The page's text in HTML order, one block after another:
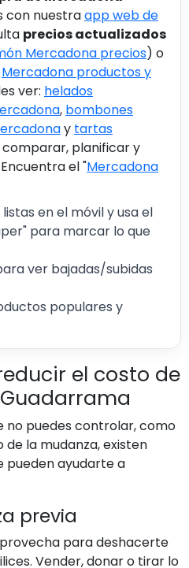
con nuestraapp web de
precios actualizados
Mercadona precios) o
Mercadona productos y
ver: helados
, bombones
y tartas
comparar, planificar y
el "Mercadona
en el móvil y usa el
para marcar lo que
ver bajadas/subidas
populares y
el costo de
no puedes controlar, como
la mudanza, existen
pueden ayudarte a
previa
para deshacerte
Vender, donar o tirar lo